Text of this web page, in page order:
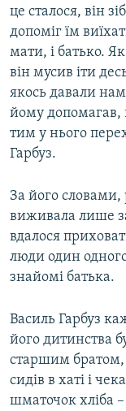
це сталося, він
допоміг їм
мати, і батько.
він мусив іти
якось давали
йому допомагав,
тим у нього
Гарбуз.
За його
виживала лише
вдалося
люди один
знайомі батька.
Василь Гарбуз
його дитинства
старшим
сидів в хаті і
шматочок хліба